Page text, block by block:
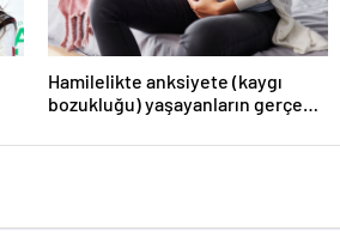
Hamilelikte anksiyete (kaygı
bozukluğu) yaşayanların gerçek